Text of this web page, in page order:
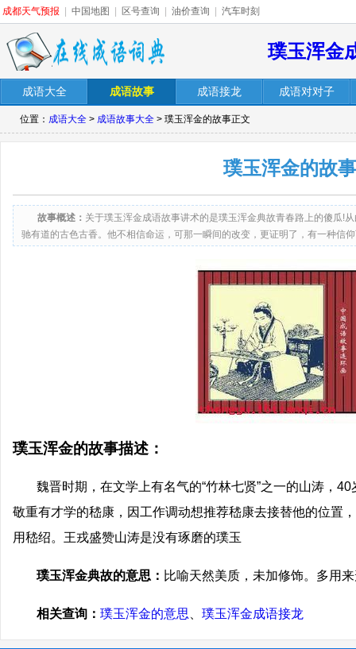
成都天气预报 中国地图 区号查询 油价查询 汽车时刻
璞玉浑金
成语大全 成语故事 成语接龙 成语对对子
位置： 成语大全 > 成语故事大全 > 璞玉浑金的故事正文
璞玉浑金的故事
故事概述： 关于璞玉浑金成语故事讲术的是璞玉浑金典故青春路上的傻瓜!
驰有道的古色古香。他不相信命运，可那一瞬间的改变，更证明了，有一种信
璞玉浑金的故事描述：
魏晋时期，在文学上有名气的“竹林七贤”之一的山涛，
敬重有才学的嵇康，因工作调动想推荐嵇康去接替他的位置
用嵇绍。王戎盛赞山涛是没有琢磨的璞玉
璞玉浑金典故的意思： 比喻天然美质，未加修饰。多用
相关查询： 璞玉浑金的意思 璞玉浑金成语接龙